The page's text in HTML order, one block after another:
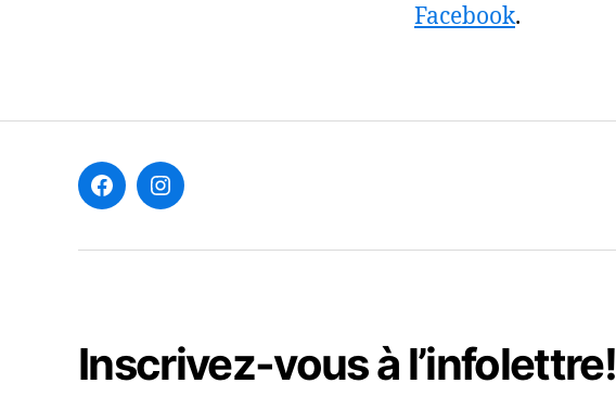
Facebook.
F I
Inscrivez-vous à l’infolettre!